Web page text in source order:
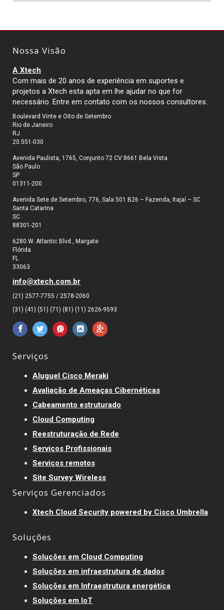
Nossa Visão
A Xtech
Com mais de 20 anos de experiência em suportes e
projetos a Xtech esta apta em lhe ajudar no que for
necessário. Entre em contato com os nossos consultores.
Boulevard Vinte e Oito de Setembro
Rio de Janeiro
RJ
20.551-030
Avenida Paulista, 1765, Conjunto 72 CV:8661 Bela Vista
São Paulo
SP
01311-200
Avenida Sete de Setembro, 776, Sala 501 B26 – Fazenda, Itajaí – SC
Santa Catarina
SC
88301-201
6280 W. Atlantic Blvd., Margate
Flórida
FL
33063
info@xtech.com.br
(21) 2577-7755 / 2578-2060
(31) (41) (51) (71) (81) (11) 2626-9593
Serviços
Aluguel Cisco Meraki
Avaliação de Ameaças Cibernéticas
Cabeamento estruturado
Cloud Computing
Reestruturação de Rede
Serviços Profissionais
Serviços remotos
Site Survey Wireless
Serviços Gerenciados
Xtech Cloud Security powered by Cisco Umbrella
Soluções
Soluções em Cloud Computing
Soluções em infraestrutura de dados
Soluções em Infraestrutura energética
Soluções em IoT